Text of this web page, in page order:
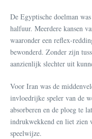
De Egyptische doelman
halfuur. Meerdere kansen
waaronder een reflex-
bewonderd. Zonder zijn
aanzienlijk slechter uit
Voor Iran was de
invloedrijke speler van de
absorberen en de ploeg te
indrukwekkend en liet zien
speelwijze.